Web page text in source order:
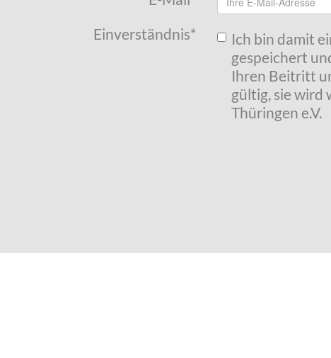
Einverständnis*
Ich bin damit
gespeichert
Ihren Beitritt
gültig, sie wird
Thüringen e.V.